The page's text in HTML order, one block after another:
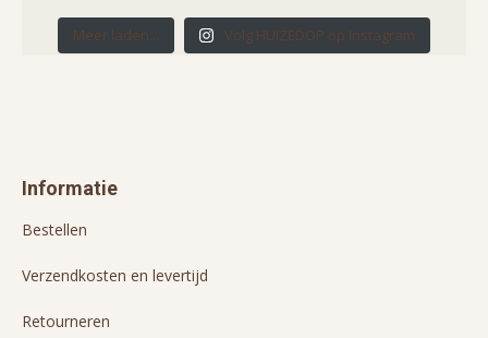
Meer laden... Volg HUIZEDOP op Instagram
Informatie
Bestellen
Verzendkosten en levertijd
Retourneren